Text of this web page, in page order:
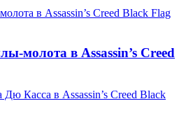
молота в Assassin’s Creed